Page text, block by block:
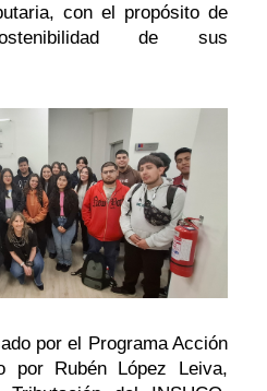
con el propósito de
de sus
por el Programa Acción
por Rubén López Leiva,